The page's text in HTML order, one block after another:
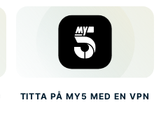
TITTA PÅ MY5 MED EN VPN